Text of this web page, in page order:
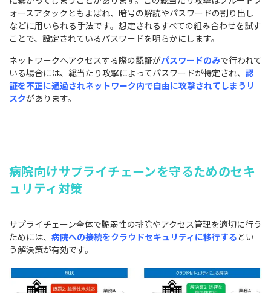
ォースアタックともよばれ、暗号の解読やパスワードの割り出し
などに用いられる手法です。想定されるすべての組み合わせを試す
ことで、設定されているパスワードを明らかにします。
ネットワークへアクセスする際の認証がパスワードのみで行われて
いる場合には、総当たり攻撃によってパスワードが特定され、 認
証を不正に通過されネットワーク内で自由に攻撃されてしまうリ
スクがあります。
病院向けサプライチェーンを守るためのセキ
ュリティ対策
サプライチェーン全体で脆弱性の排除やアクセス管理を適切に行う
ためには、 病院への接続をクラウドセキュリティに移行するとい
う解決策が有効です。